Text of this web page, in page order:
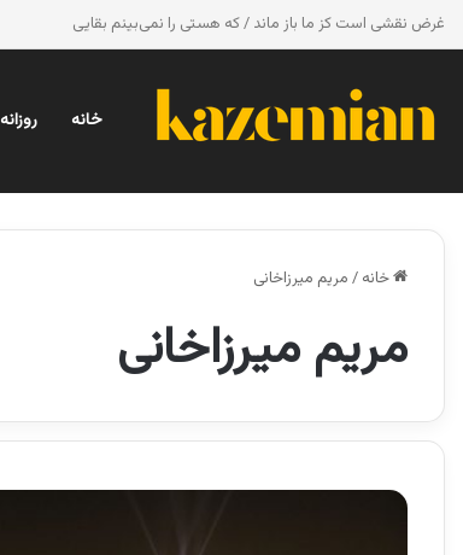
غرض نقشی است کز ما باز ماند / که هستی را نمی‌بینم بقایی
خانه روزانه
خانه / مریم میرزاخانی
مریم میرزاخانی